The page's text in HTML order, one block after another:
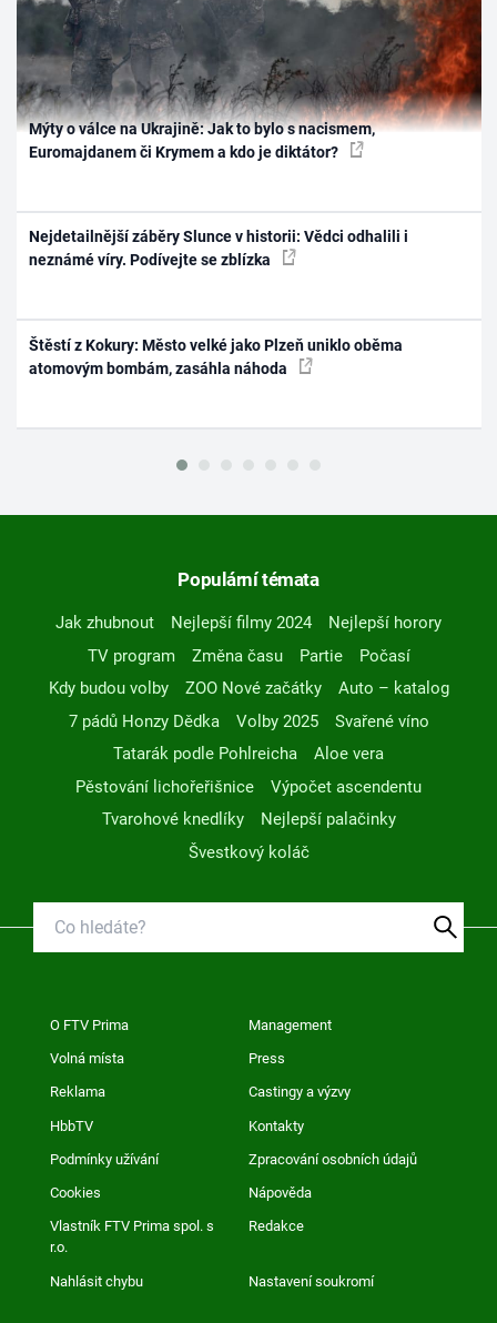
Mýty o válce na Ukrajině: Jak to bylo s nacismem,
Euromajdanem či Krymem a kdo je diktátor?
Nejdetailnější záběry Slunce v historii: Vědci odhalili i
neznámé víry. Podívejte se zblízka
Štěstí z Kokury: Město velké jako Plzeň uniklo oběma
atomovým bombám, zasáhla náhoda
Populární témata
Jak zhubnout Nejlepší filmy 2024
Nejlepší horory
TV program
Změna času Partie
Počasí
Kdy budou volby
ZOO Nové začátky
Auto – katalog
7 pádů Honzy Dědka
Volby 2025
Svařené víno
Tatarák podle Pohlreicha
Aloe vera
Pěstování lichořeřišnice
Výpočet ascendentu
Tvarohové knedlíky
Nejlepší palačinky
Švestkový koláč
O FTV Prima Management
Volná místa Press
Reklama Castingy a výzvy
HbbTV Kontakty
Podmínky užívání Zpracování osobních údajů
Cookies Nápověda
Vlastník FTV Prima spol. s
r.o.
Redakce
Nahlásit chybu Nastavení soukromí